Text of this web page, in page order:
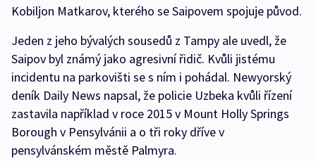
Kobiljon Matkarov, kterého se Saipovem spojuje původ.
Jeden z jeho bývalých sousedů z Tampy ale uvedl, že
Saipov byl známý jako agresivní řidič. Kvůli jistému
incidentu na parkovišti se s ním i pohádal. Newyorský
deník Daily News napsal, že policie Uzbeka kvůli řízení
zastavila například v roce 2015 v Mount Holly Springs
Borough v Pensylvánii a o tři roky dříve v
pensylvánském městě Palmyra.